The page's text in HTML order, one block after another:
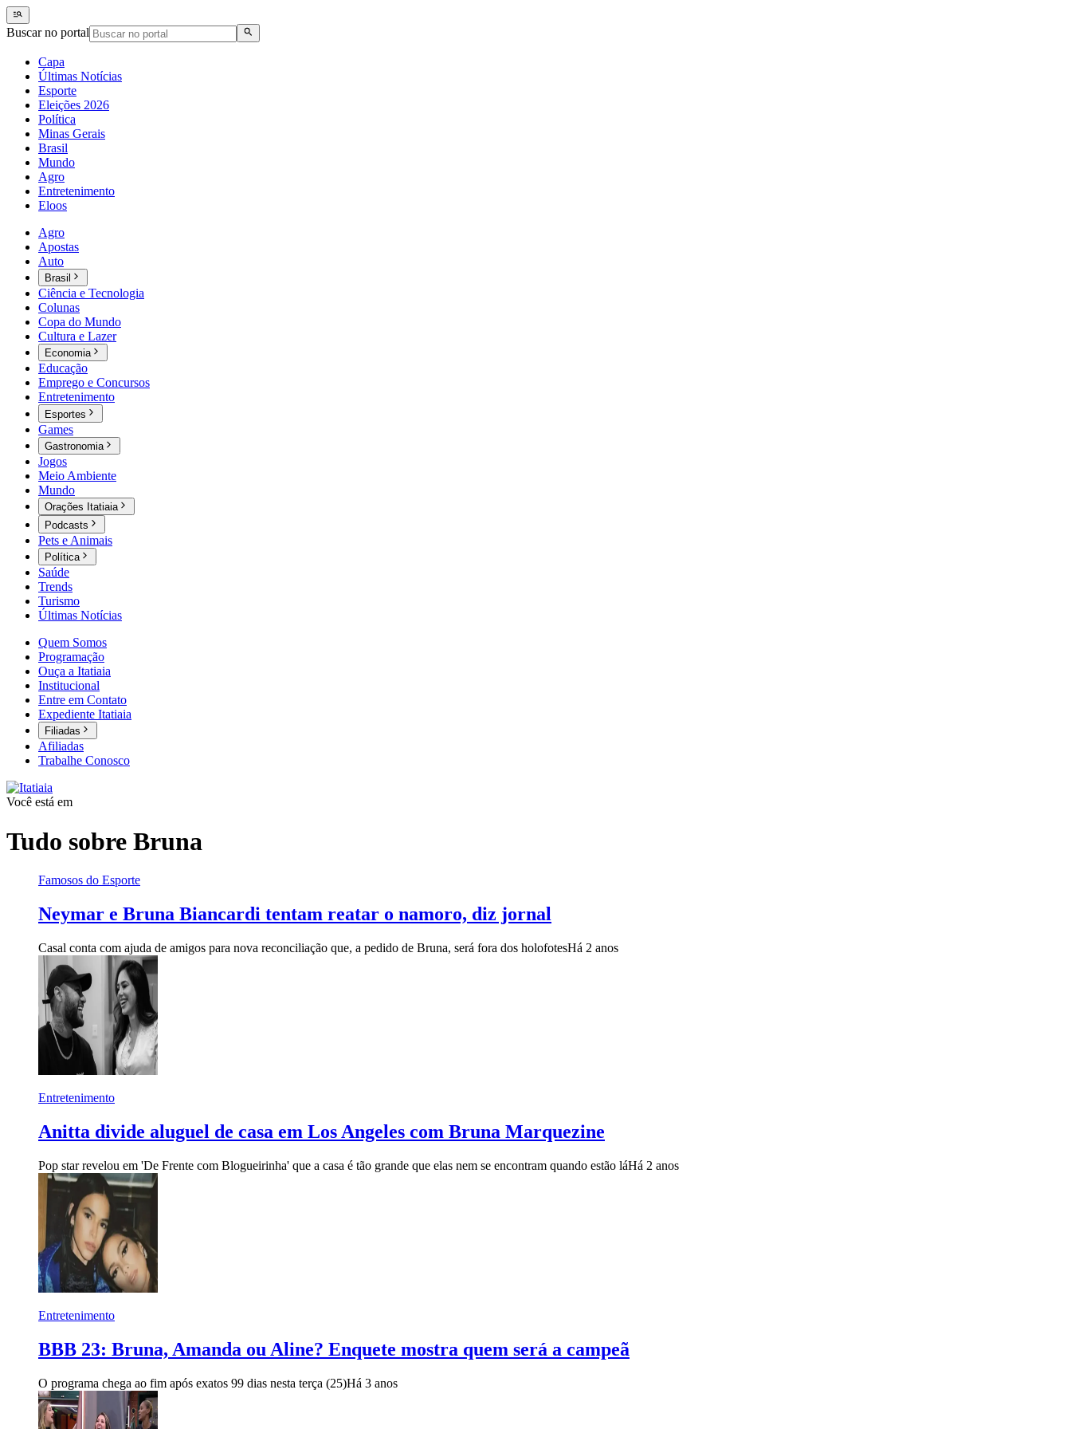
Buscar no portal
Capa
Últimas Notícias
Esporte
Eleições 2026
Política
Minas Gerais
Brasil
Mundo
Agro
Entretenimento
Eloos
Agro
Apostas
Auto
Brasil
Ciência e Tecnologia
Colunas
Copa do Mundo
Cultura e Lazer
Economia
Educação
Emprego e Concursos
Entretenimento
Esportes
Games
Gastronomia
Jogos
Meio Ambiente
Mundo
Orações Itatiaia
Podcasts
Pets e Animais
Política
Saúde
Trends
Turismo
Últimas Notícias
Quem Somos
Programação
Ouça a Itatiaia
Institucional
Entre em Contato
Expediente Itatiaia
Filiadas
Afiliadas
Trabalhe Conosco
Você está em
Tudo sobre Bruna
Famosos do Esporte
Neymar e Bruna Biancardi tentam reatar o namoro, diz jornal
Casal conta com ajuda de amigos para nova reconciliação que, a pedido de Bruna, será fora dos holofotesHá 2 anos
Entretenimento
Anitta divide aluguel de casa em Los Angeles com Bruna Marquezine
Pop star revelou em 'De Frente com Blogueirinha' que a casa é tão grande que elas nem se encontram quando estão láHá 2 anos
Entretenimento
BBB 23: Bruna, Amanda ou Aline? Enquete mostra quem será a campeã
O programa chega ao fim após exatos 99 dias nesta terça (25)Há 3 anos